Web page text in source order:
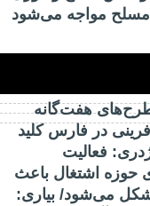
مسلح مواجه می‌شود
هفت‌گانه
در فارس کلید
فعالیت
حوزه اشتغال باعث
می‌شود/ بیاری: